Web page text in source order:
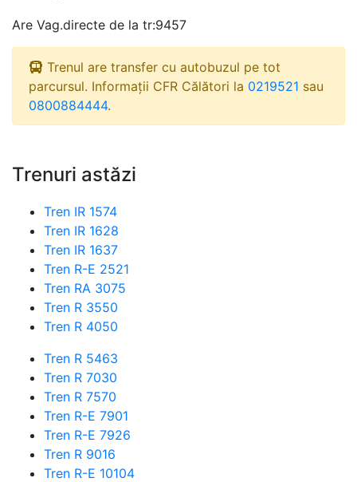
Are Vag.directe de la tr:9457
Trenul are transfer cu autobuzul pe tot
parcursul. Informații CFR Călători la 0219521 sau
0800884444.
Trenuri astăzi
Tren IR 1574
Tren IR 1628
Tren IR 1637
Tren R-E 2521
Tren RA 3075
Tren R 3550
Tren R 4050
Tren R 5463
Tren R 7030
Tren R 7570
Tren R-E 7901
Tren R-E 7926
Tren R 9016
Tren R-E 10104